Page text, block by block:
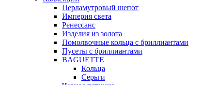
Перламутровый шепот
Империя света
Ренессанс
Изделия из золота
Помолвочные кольца с бриллиантами
Пусеты с бриллиантами
BAGUETTE
Кольца
Серьги